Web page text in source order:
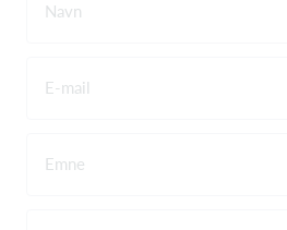
Navn
E-mail
Emne